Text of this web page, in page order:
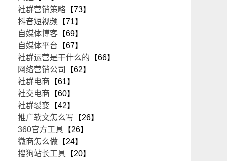
社群营销策略 【73】
抖音短视频 【71】
自媒体博客 【69】
自媒体平台 【67】
社群运营是干什么的 【66】
网络营销公司
【62】
社群电商 【61】
社交电商 【60】
社群裂变 【42】
推广软文怎么写 【26】
360官方工具 【26】
微商怎么做 【24】
搜狗站长工具 【20】